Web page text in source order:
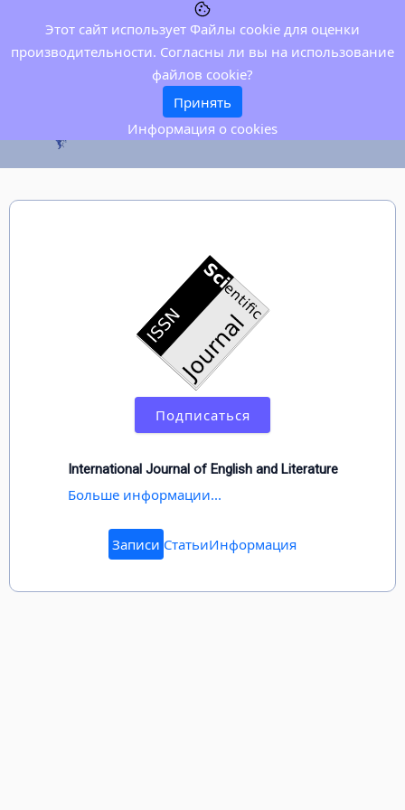
Подписаться
International Journal of English and Literature
Больше информации...
Записи СтатьиИнформация
Этот сайт использует Файлы cookie для оценки
производительности. Согласны ли вы на использование
файлов cookie?
Принять
Информация о cookies